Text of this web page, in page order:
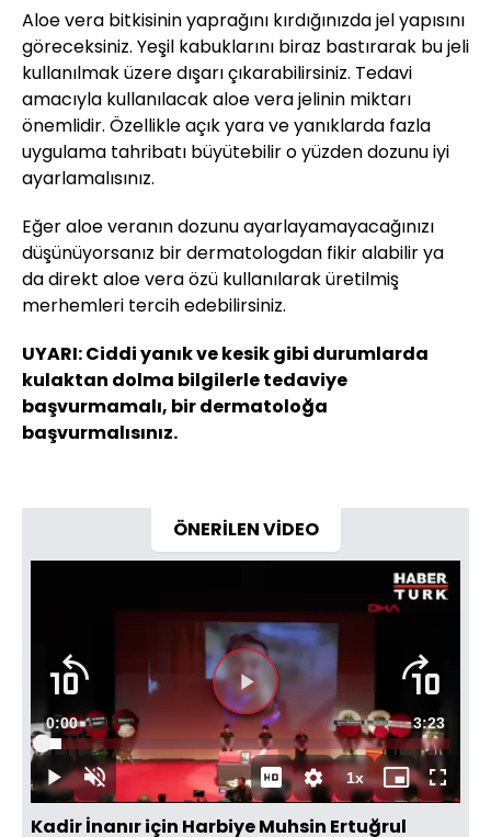
Aloe vera bitkisinin yaprağını kırdığınızda jel yapısını
göreceksiniz. Yeşil kabuklarını biraz bastırarak bu jeli
kullanılmak üzere dışarı çıkarabilirsiniz. Tedavi
amacıyla kullanılacak aloe vera jelinin miktarı
önemlidir. Özellikle açık yara ve yanıklarda fazla
uygulama tahribatı büyütebilir o yüzden dozunu iyi
ayarlamalısınız.
Eğer aloe veranın dozunu ayarlayamayacağınızı
düşünüyorsanız bir dermatologdan fikir alabilir ya
da direkt aloe vera özü kullanılarak üretilmiş
merhemleri tercih edebilirsiniz.
UYARI: Ciddi yanık ve kesik gibi durumlarda
kulaktan dolma bilgilerle tedaviye
başvurmamalı, bir dermatoloğa
başvurmalısınız.
ÖNERİLEN VİDEO
DuraklatSesi
Aç
Süre
0:00 Toplam
Süre
3:23
Yüklendi:
4.89%
1xOynatma
Hızı
Mini
oynatıcı
Tam
Ekran
Kadir İnanır için Harbiye Muhsin Ertuğrul